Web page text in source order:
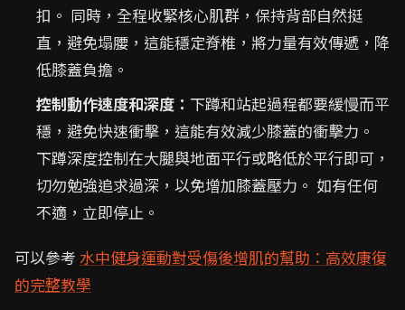
扣。 同時，全程收緊核心肌群，保持背部自然挺
直，避免塌腰，這能穩定脊椎，將力量有效傳遞，降
低膝蓋負擔。
控制動作速度和深度： 下蹲和站起過程都要緩慢而平
穩，避免快速衝擊，這能有效減少膝蓋的衝擊力。
下蹲深度控制在大腿與地面平行或略低於平行即可，
切勿勉強追求過深，以免增加膝蓋壓力。 如有任何
不適，立即停止。
可以參考 水中健身運動對受傷後增肌的幫助：高效康復
的完整教學